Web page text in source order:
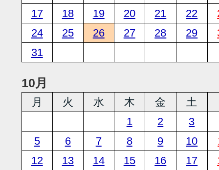
17
18 19 20 21 22
24
25 26 27 28 29
31
10月
月 火 水 木 金 土
1
2
3
5
6 7 8 9 10
12
13 14 15 16 17